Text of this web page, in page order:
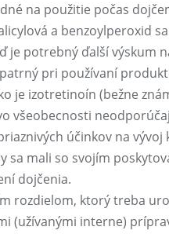
na použitie počas
a benzoylperoxid
je potrebný ďalší výskum
pri používaní
je izotretinoín (bežne
všeobecnosti
účinkov na vývoj
sa mali so svojím
dojčenia.
rozdielom, ktorý treba
(užívanými interne)